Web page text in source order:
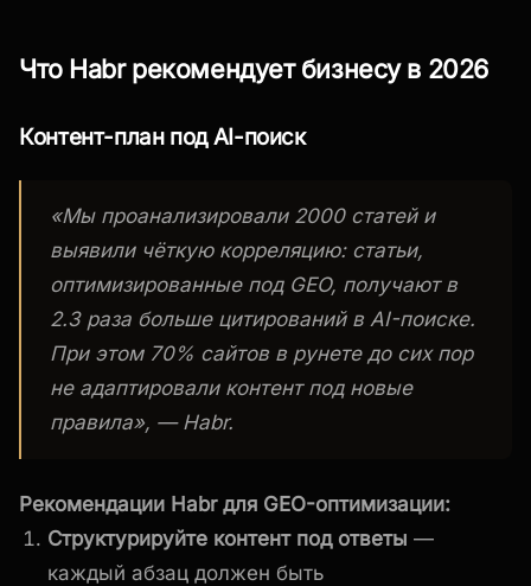
Что Habr рекомендует бизнесу в 2026
Контент-план под AI-поиск
«Мы проанализировали 2000 статей и
выявили чёткую корреляцию: статьи,
оптимизированные под GEO, получают в
2.3 раза больше цитирований в AI-поиске.
При этом 70% сайтов в рунете до сих пор
не адаптировали контент под новые
правила», — Habr.
Рекомендации Habr для GEO-оптимизации:
Структурируйте контент под ответы —
каждый абзац должен быть